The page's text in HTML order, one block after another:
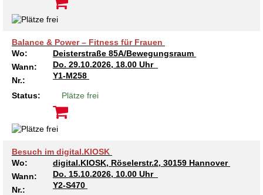
Balance & Power – Fitness für Frauen
Wo:
Deisterstraße 85A/Bewegungsraum
Wann:
Do. 29.10.2026, 18.00 Uhr
Nr.:
Y1-M258
Status: Plätze frei
Besuch im digital.KIOSK
Wo:
digital.KIOSK, Röselerstr.2, 30159 Hannover
Wann:
Do. 15.10.2026, 10.00 Uhr
Nr.:
Y2-S470